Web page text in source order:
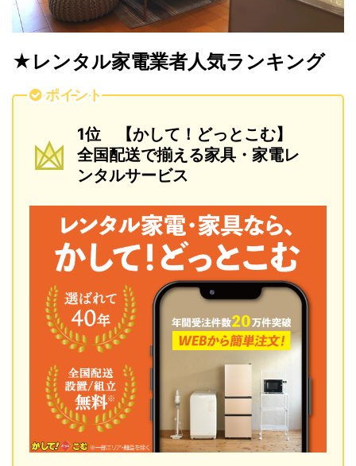
★レンタル家電業者人気ランキング
ポイント
1位 【かして！どっとこむ】
全国配送で揃える家具・家電レ
ンタルサービス